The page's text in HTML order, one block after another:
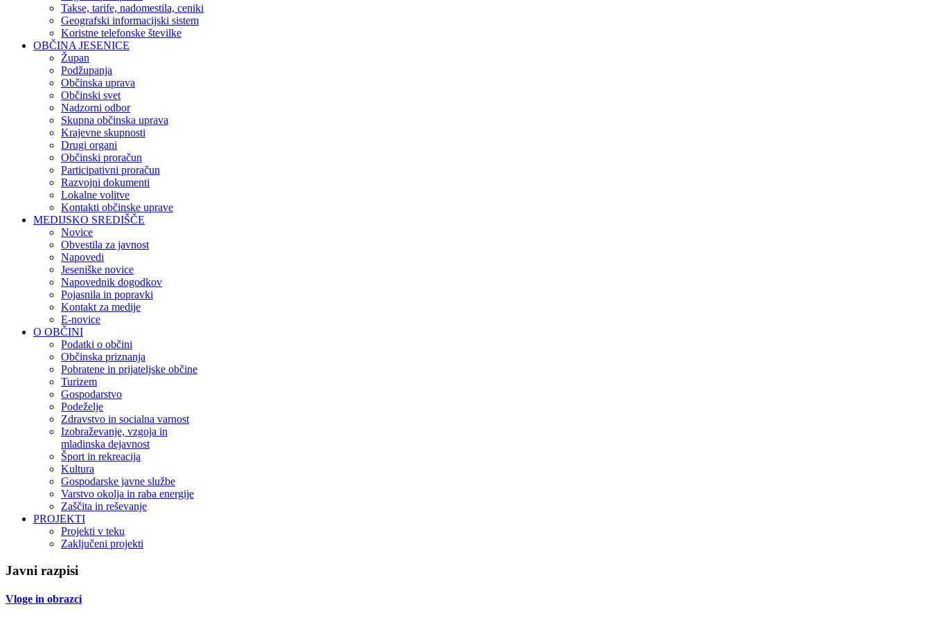
Takse, tarife, nadomestila, ceniki
Geografski informacijski sistem
Koristne telefonske številke
OBČINA JESENICE
Župan
Podžupanja
Občinska uprava
Občinski svet
Nadzorni odbor
Skupna občinska uprava
Krajevne skupnosti
Drugi organi
Občinski proračun
Participativni proračun
Razvojni dokumenti
Lokalne volitve
Kontakti občinske uprave
MEDIJSKO SREDIŠČE
Novice
Obvestila za javnost
Napovedi
Jeseniške novice
Napovednik dogodkov
Pojasnila in popravki
Kontakt za medije
E-novice
O OBČINI
Podatki o občini
Občinska priznanja
Pobratene in prijateljske občine
Turizem
Gospodarstvo
Podeželje
Zdravstvo in socialna varnost
Izobraževanje, vzgoja in
mladinska dejavnost
Šport in rekreacija
Kultura
Gospodarske javne službe
Varstvo okolja in raba energije
Zaščita in reševanje
PROJEKTI
Projekti v teku
Zaključeni projekti
Javni razpisi
Vloge in obrazci